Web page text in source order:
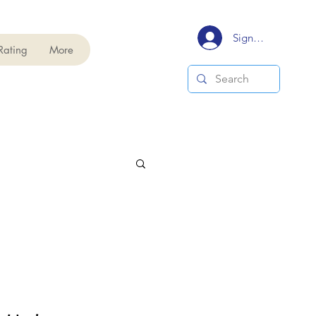
More
Signup/Login